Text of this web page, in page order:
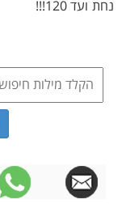
נחת ועד 120!!!